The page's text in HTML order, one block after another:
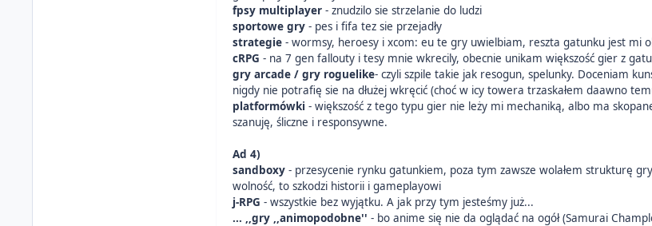
fpsy multiplayer- znudzilo sie strzelanie do ludzi
sportowe gry - pes i fifa tez sie przejadły
strategie - wormsy, heroesy i xcom: eu te gry uwielbiam, reszta gatunku jest mi
cRPG - na 7 gen fallouty i tesy mnie wkrecily, obecnie unikam większość gier z
gry arcade / gry roguelike- czyli szpile takie jak resogun, spelunky. Doceniam
nigdy nie potrafię sie na dłużej wkręcić (choć w icy towera trzaskałem daawno
platformówki- większość z tego typu gier nie leży mi mechaniką, albo ma
szanuję, śliczne i responsywne.
Ad 4)
sandboxy - przesycenie rynku gatunkiem, poza tym zawsze wolałem strukturę
wolność, to szkodzi historii i gameplayowi
j-RPG - wszystkie bez wyjątku. A jak przy tym jesteśmy już...
... ,,gry ,,animopodobne'' - bo anime się nie da oglądać na ogół (Samurai